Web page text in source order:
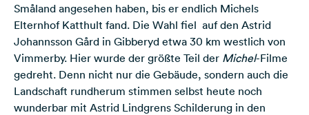
Småland angesehen haben, bis er endlich Michels
Elternhof Katthult fand. Die Wahl fiel auf den Astrid
Johannsson Gård in Gibberyd etwa 30 km westlich von
Vimmerby. Hier wurde der größte Teil der Michel-Filme
gedreht. Denn nicht nur die Gebäude, sondern auch die
Landschaft rundherum stimmen selbst heute noch
wunderbar mit Astrid Lindgrens Schilderung in den